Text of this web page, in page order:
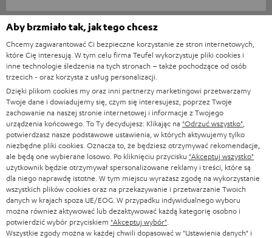
Kompaktowy, dobry dźwięk, bardzo łatwy w
obsłudze
Po 40 latach pozwoliłem sobie na nowy zestaw stereo. Dostawa
za granicę przebiegła bez problemów. Montaż i inne czynności
zajęły mi 10 minu
Przeczytaj całą recenzję
Wieland B.
(przetłumaczone automatycznie *)
ULTIMA 20 NAZWA 2
Świetny sprzęt
09.06.2026
Aby brzmiało tak, jak tego chcesz
Chcemy zagwarantować Ci bezpieczne korzystanie ze stron internetowych,
które Cię interesują. W tym celu firma Teufel wykorzystuje pliki cookies i
inne technologie śledzenia na tych stronach – także pochodzące od osób
trzecich - oraz korzysta z usług personalizacji.
Dzięki plikom cookies my oraz inni partnerzy marketingowi przetwarzamy
Twoje dane i dowiadujemy się, czym się interesujesz, poprzez Twoje
zachowanie na naszej stronie internetowej i informacje z Twojego
urządzenia końcowego. To Ty decydujesz: Klikając na "Odrzuć wszystko"
potwierdzasz nasze podstawowe ustawienia, w których aktywujemy tylko
niezbędne pliki cookies. Oznacza to, że będziesz otrzymywać rekomendacje,
ale będą one wybierane losowo. Po kliknięciu przycisku "Akceptuj wszystko"
użytkownik będzie otrzymywał spersonalizowane reklamy i treści, które są
dla niego naprawdę istotne. W tym miejscu wyrażasz zgodę na wykorzystanie
wszystkich plików cookies oraz na przekazywanie i przetwarzanie Twoich
danych w krajach spoza UE/EOG. W przypadku indywidualnego wyboru
można również aktywować lub dezaktywować każdą kategorię osobno i
potwierdzić wybór przyciskiem "Akceptuj wybór"
Wszystkie zgody można w każdej chwili dopasować w "Ustawienia danych" i